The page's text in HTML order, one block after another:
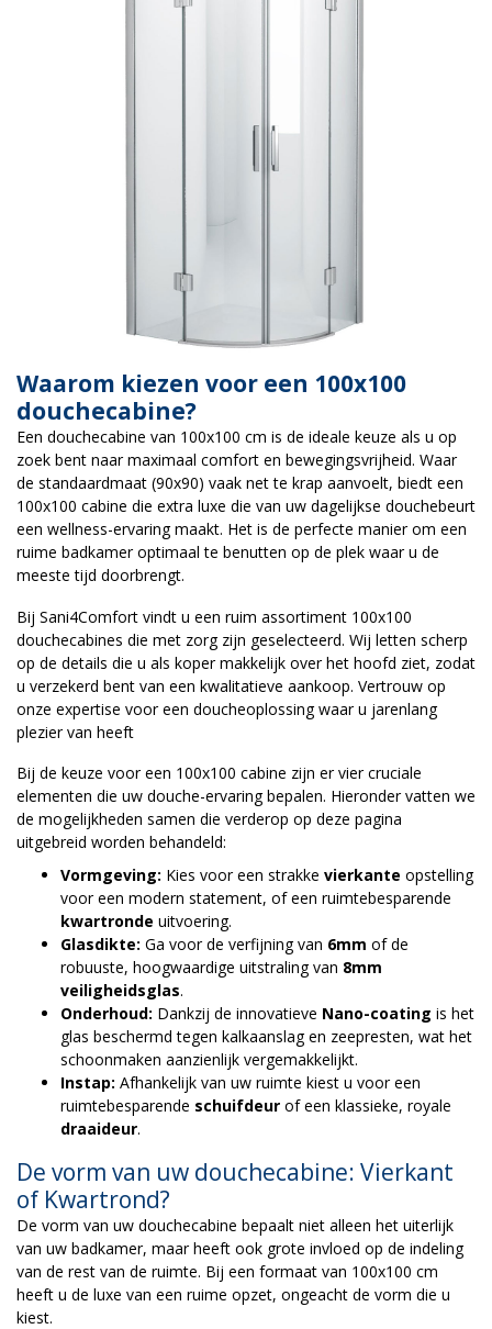
Waarom kiezen voor een 100x100
douchecabine?
Een douchecabine van 100x100 cm is de ideale keuze als u op
zoek bent naar maximaal comfort en bewegingsvrijheid. Waar
de standaardmaat (90x90) vaak net te krap aanvoelt, biedt een
100x100 cabine die extra luxe die van uw dagelijkse douchebeurt
een wellness-ervaring maakt. Het is de perfecte manier om een
ruime badkamer optimaal te benutten op de plek waar u de
meeste tijd doorbrengt.
Bij Sani4Comfort vindt u een ruim assortiment 100x100
douchecabines die met zorg zijn geselecteerd. Wij letten scherp
op de details die u als koper makkelijk over het hoofd ziet, zodat
u verzekerd bent van een kwalitatieve aankoop. Vertrouw op
onze expertise voor een doucheoplossing waar u jarenlang
plezier van heeft
Bij de keuze voor een 100x100 cabine zijn er vier cruciale
elementen die uw douche-ervaring bepalen. Hieronder vatten we
de mogelijkheden samen die verderop op deze pagina
uitgebreid worden behandeld:
Vormgeving: Kies voor een strakke vierkante opstelling
voor een modern statement, of een ruimtebesparende
kwartronde uitvoering.
Glasdikte: Ga voor de verfijning van 6mm of de
robuuste, hoogwaardige uitstraling van 8mm
veiligheidsglas.
Onderhoud: Dankzij de innovatieve Nano-coating is het
glas beschermd tegen kalkaanslag en zeepresten, wat het
schoonmaken aanzienlijk vergemakkelijkt.
Instap: Afhankelijk van uw ruimte kiest u voor een
ruimtebesparende schuifdeur of een klassieke, royale
draaideur.
De vorm van uw douchecabine: Vierkant
of Kwartrond?
De vorm van uw douchecabine bepaalt niet alleen het uiterlijk
van uw badkamer, maar heeft ook grote invloed op de indeling
van de rest van de ruimte. Bij een formaat van 100x100 cm
heeft u de luxe van een ruime opzet, ongeacht de vorm die u
kiest.